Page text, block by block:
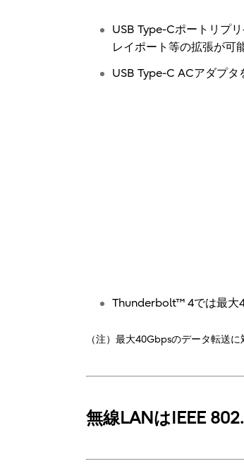
USB Type-Cポートリプ
レイポート等の拡張が可
USB Type-C ACアダプタ
Thunderbolt™ 4では最大
（注）最大40Gbpsのデータ転送に
無線LANはIEEE